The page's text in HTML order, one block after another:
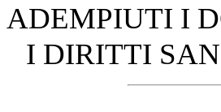
ADEMPIUTI I
I DIRITTI